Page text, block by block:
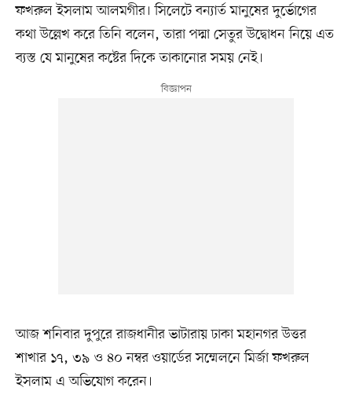
ফখরুল ইসলাম আলমগীর। সিলেটে বন্যার্ত মানুষের দুর্ভোগের
কথা উল্লেখ করে তিনি বলেন, তারা পদ্মা সেতুর উদ্বোধন নিয়ে এত
ব্যস্ত যে মানুষের কষ্টের দিকে তাকানোর সময় নেই।
আজ শনিবার দুপুরে রাজধানীর ভাটারায় ঢাকা মহানগর উত্তর
শাখার ১৭, ৩৯ ও ৪০ নম্বর ওয়ার্ডের সম্মেলনে মির্জা ফখরুল
ইসলাম এ অভিযোগ করেন।